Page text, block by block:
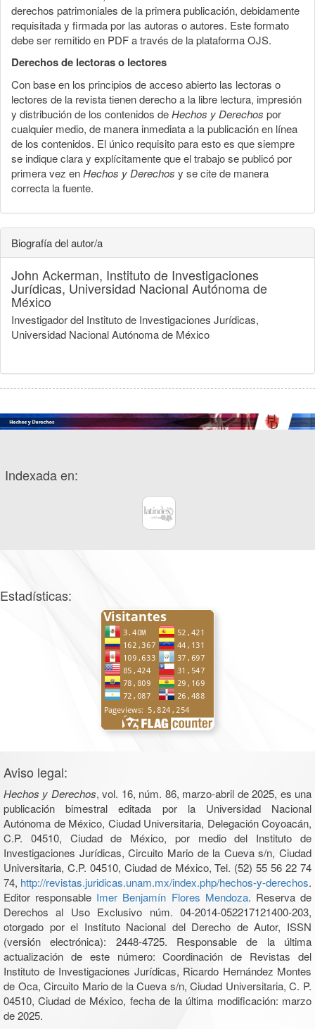
derechos patrimoniales de la primera publicación, debidamente
requisitada y firmada por las autoras o autores. Este formato
debe ser remitido en PDF a través de la plataforma OJS.
Derechos de lectoras o lectores
Con base en los principios de acceso abierto las lectoras o
lectores de la revista tienen derecho a la libre lectura, impresión
y distribución de los contenidos deHechos y Derechos por
cualquier medio, de manera inmediata a la publicación en línea
de los contenidos. El único requisito para esto es que siempre
se indique clara y explícitamente que el trabajo se publicó por
primera vez enHechos y Derechos y se cite de manera
correcta la fuente.
Biografía del autor/a
John Ackerman, Instituto de Investigaciones
Jurídicas, Universidad Nacional Autónoma de
México
Investigador del Instituto de Investigaciones Jurídicas,
Universidad Nacional Autónoma de México
Indexada en:
Estadísticas:
Aviso legal:
Hechos y Derechos, vol. 16, núm. 86, marzo-abril de 2025, es una
publicación bimestral editada por la Universidad Nacional
Autónoma de México, Ciudad Universitaria, Delegación Coyoacán,
C.P. 04510, Ciudad de México, por medio del Instituto de
Investigaciones Jurídicas, Circuito Mario de la Cueva s/n, Ciudad
Universitaria, C.P. 04510, Ciudad de México, Tel. (52) 55 56 22 74
74, http://revistas.juridicas.unam.mx/index.php/hechos-y-derechos.
Editor responsable Imer Benjamín Flores Mendoza. Reserva de
Derechos al Uso Exclusivo núm. 04-2014-052217121400-203,
otorgado por el Instituto Nacional del Derecho de Autor, ISSN
(versión electrónica): 2448-4725. Responsable de la última
actualización de este número: Coordinación de Revistas del
Instituto de Investigaciones Jurídicas, Ricardo Hernández Montes
de Oca, Circuito Mario de la Cueva s/n, Ciudad Universitaria, C. P.
04510, Ciudad de México, fecha de la última modificación: marzo
de 2025.